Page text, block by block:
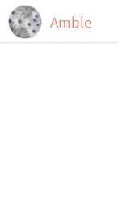
Amble